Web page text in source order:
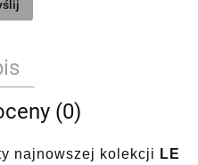
(0)
najnowszej kolekcji LE